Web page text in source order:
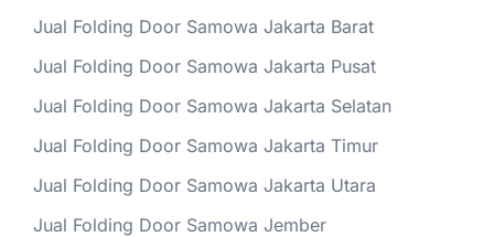
Jual Folding Door Samowa Jakarta Barat
Jual Folding Door Samowa Jakarta Pusat
Jual Folding Door Samowa Jakarta Selatan
Jual Folding Door Samowa Jakarta Timur
Jual Folding Door Samowa Jakarta Utara
Jual Folding Door Samowa Jember